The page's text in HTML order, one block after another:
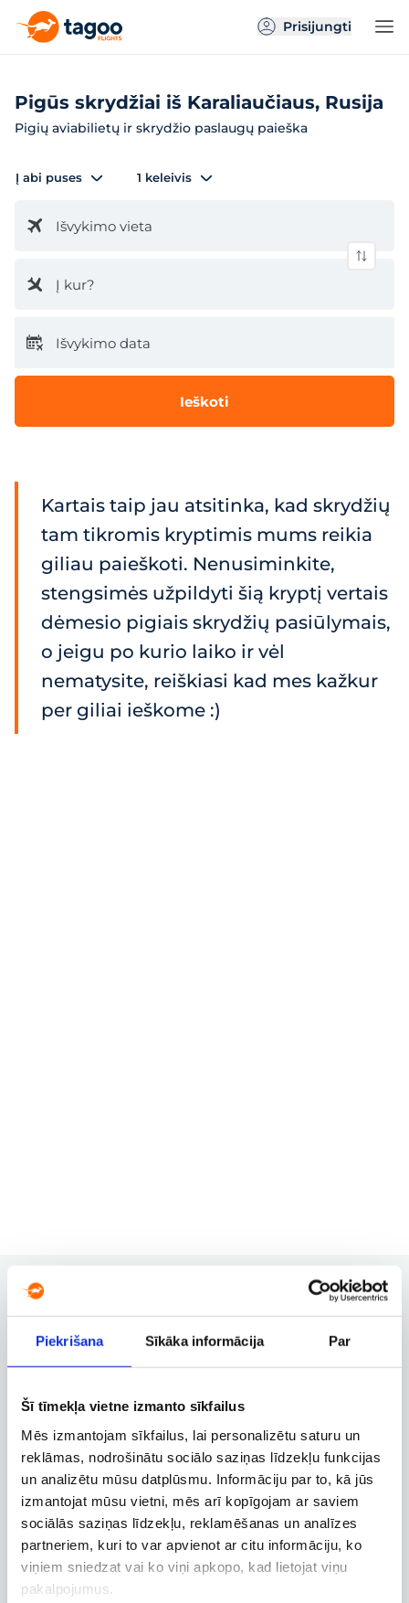
Piekrišana Sīkāka informācija Par
Šī tīmekļa vietne izmanto sīkfailus
Mēs izmantojam sīkfailus, lai personalizētu saturu un
reklāmas, nodrošinātu sociālo saziņas līdzekļu funkcijas
un analizētu mūsu datplūsmu. Informāciju par to, kā jūs
izmantojat mūsu vietni, mēs arī kopīgojam ar saviem
sociālās saziņas līdzekļu, reklamēšanas un analīzes
partneriem, kuri to var apvienot ar citu informāciju, ko
viņiem sniedzat vai ko viņi apkopo, kad lietojat viņu
pakalpojumus.
Prisijungti
Pigūs skrydžiai iš Karaliaučiaus, Rusija
Pigių aviabilietų ir skrydžio paslaugų paieška
Į abi puses 1 keleivis
Išvykimo vieta
Į kur?
Išvykimo data
Ieškoti
Kartais taip jau atsitinka, kad skrydžių
tam tikromis kryptimis mums reikia
giliau paieškoti. Nenusiminkite,
stengsimės užpildyti šią kryptį vertais
dėmesio pigiais skrydžių pasiūlymais,
o jeigu po kurio laiko ir vėl
nematysite, reiškiasi kad mes kažkur
per giliai ieškome :)
Užsakymų valdymas
Užsakymo keitimas, atšaukimas ir
Verslo paskyra
Verslo, tarnybinių ir darbostogų
skrydžių užsakymai
Skrydžio sekimas